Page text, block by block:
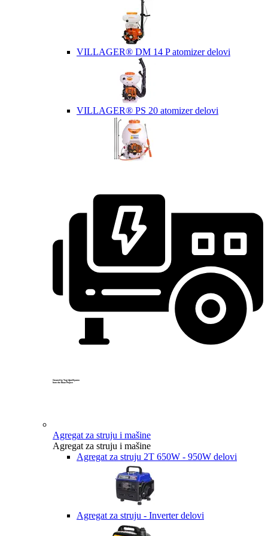
VILLAGER® DM 14 P atomizer delovi
VILLAGER® PS 20 atomizer delovi
Created by Yogi Aprelliyanto
from the Noun Project
Agregat za struju i mašine
Agregat za struju i mašine
Agregat za struju 2T 650W - 950W delovi
Agregat za struju - Inverter delovi